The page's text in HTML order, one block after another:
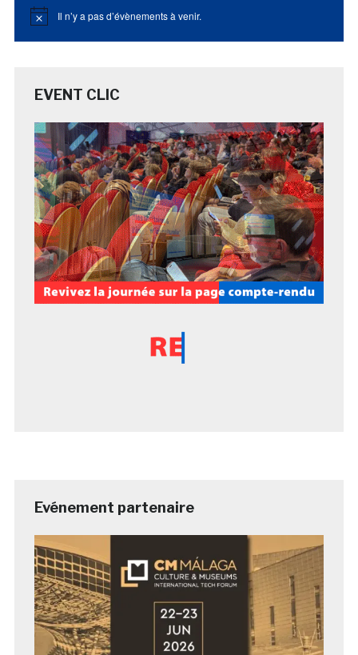
Notice Il n’y a pas d’évènements à venir.
EVENT CLIC
Evénement partenaire